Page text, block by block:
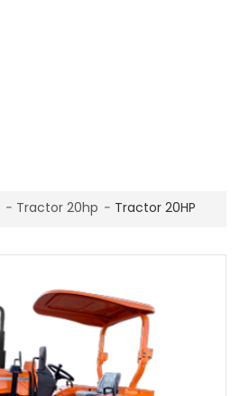
- Tractor 20hp - Tractor 20HP